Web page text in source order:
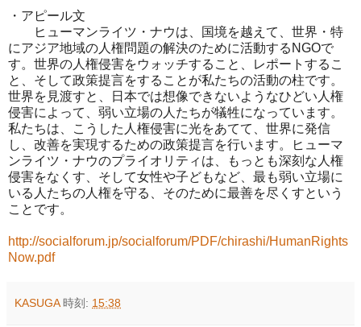
・アピール文
ヒューマンライツ・ナウは、国境を越えて、世界・特
にアジア地域の人権問題の解決のために活動するNGOで
す。世界の人権侵害をウォッチすること、レポートするこ
と、そして政策提言をすることが私たちの活動の柱です。
世界を見渡すと、日本では想像できないようなひどい人権
侵害によって、弱い立場の人たちが犠牲になっています。
私たちは、こうした人権侵害に光をあてて、世界に発信
し、改善を実現するための政策提言を行います。ヒューマ
ンライツ・ナウのプライオリティは、もっとも深刻な人権
侵害をなくす、そして女性や子どもなど、最も弱い立場に
いる人たちの人権を守る、そのために最善を尽くすという
ことです。
http://socialforum.jp/socialforum/PDF/chirashi/HumanRights
Now.pdf
KASUGA 時刻: 15:38